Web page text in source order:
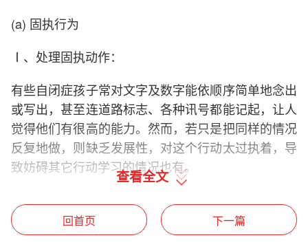
(a) 固执行为
Ⅰ、处理固执动作：
有些自闭症孩子常对文字及数字能依顺序简单地念出
或写出，甚至连道路标志、各种讯号都能记起，让人
觉得他们有很高的能力。然而，若只是把同样的情况
反复地做，则缺乏发展性，对这个行动太过执着，导
致妨碍其它行动学习的情况也有。
使用奖励品
查看全文
回首页 下一篇